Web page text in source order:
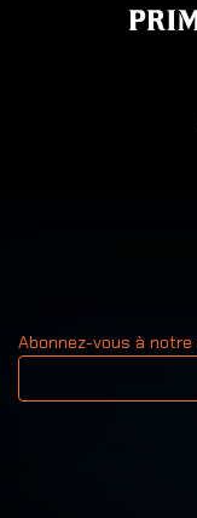
Abonnez-vous à
Votre adresse email